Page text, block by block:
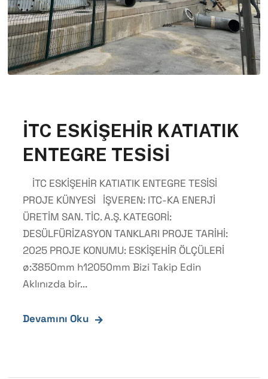
İTC ESKİŞEHİR KATIATIK
ENTEGRE TESİSİ
İTC ESKİŞEHİR KATIATIK ENTEGRE TESİSİ
PROJE KÜNYESİ İŞVEREN: ITC-KA ENERJİ
ÜRETİM SAN. TİC. A.Ş. KATEGORİ:
DESÜLFÜRİZASYON TANKLARI PROJE TARİHİ:
2025 PROJE KONUMU: ESKİŞEHİR ÖLÇÜLERİ
ø:3850mm h12050mm Bizi Takip Edin
Aklınızda bir...
Devamını Oku